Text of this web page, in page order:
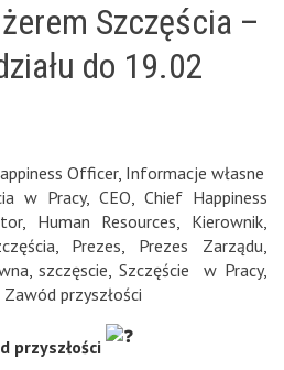
Szczęścia –
do 19.02
Officer, Informacje własne
w Pracy, CEO
Chief Happiness
, Human Resources Kierownik
Prezes Prezes Zarządu
,szczęscie ,Szczęście w Pracy,
Zawód przyszłości
przyszłości